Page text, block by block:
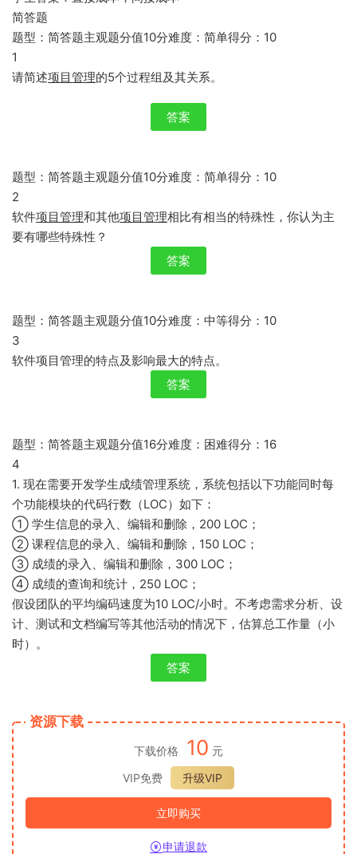
简答题
题型：简答题主观题分值10分难度：简单得分：10
1
请简述项目管理的5个过程组及其关系。
答案
题型：简答题主观题分值10分难度：简单得分：10
2
软件项目管理和其他项目管理相比有相当的特殊性，你认为主
要有哪些特殊性？
答案
题型：简答题主观题分值10分难度：中等得分：10
3
软件项目管理的特点及影响最大的特点。
答案
题型：简答题主观题分值16分难度：困难得分：16
4
1. 现在需要开发学生成绩管理系统，系统包括以下功能同时每
个功能模块的代码行数（LOC）如下：
① 学生信息的录入、编辑和删除，200 LOC；
② 课程信息的录入、编辑和删除，150 LOC；
③ 成绩的录入、编辑和删除，300 LOC；
④ 成绩的查询和统计，250 LOC；
假设团队的平均编码速度为10 LOC/小时。不考虑需求分析、设
计、测试和文档编写等其他活动的情况下，估算总工作量（小
时）。
答案
资源下载
下载价格 10 元
VIP免费
升级VIP
立即购买
申请退款